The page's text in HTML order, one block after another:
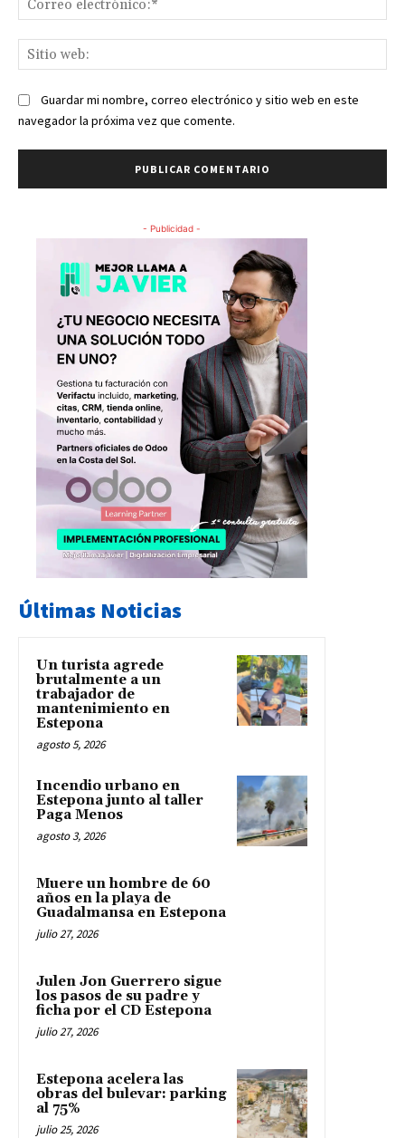
Guardar mi nombre, correo electrónico y sitio web en este
navegador la próxima vez que comente.
- Publicidad -
Últimas Noticias
Un turista agrede
brutalmente a un
trabajador de
mantenimiento en
Estepona
agosto 5, 2026
Incendio urbano en
Estepona junto al taller
Paga Menos
agosto 3, 2026
Muere un hombre de 60
años en la playa de
Guadalmansa en Estepona
julio 27, 2026
Julen Jon Guerrero sigue
los pasos de su padre y
ficha por el CD Estepona
julio 27, 2026
Estepona acelera las
obras del bulevar: parking
al 75%
julio 25, 2026